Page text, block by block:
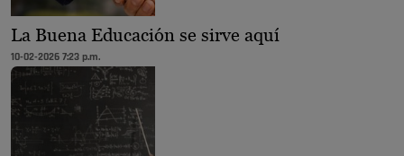
La Buena Educación se sirve aquí
10-02-2026 7:23 p.m.